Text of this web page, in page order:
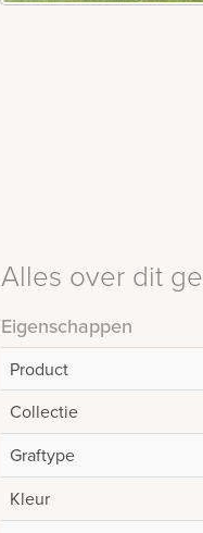
Alles over dit
Eigenschappen
Product
Collectie
Graftype
Kleur